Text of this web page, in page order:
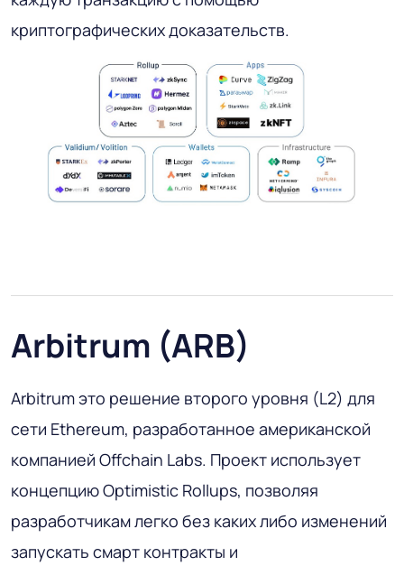
криптографических доказательств.
Arbitrum (ARB)
Arbitrum это решение второго уровня (L2) для
сети Ethereum, разработанное американской
компанией Offchain Labs. Проект использует
концепцию Optimistic Rollups, позволяя
разработчикам легко без каких либо изменений
запускать смарт контракты и